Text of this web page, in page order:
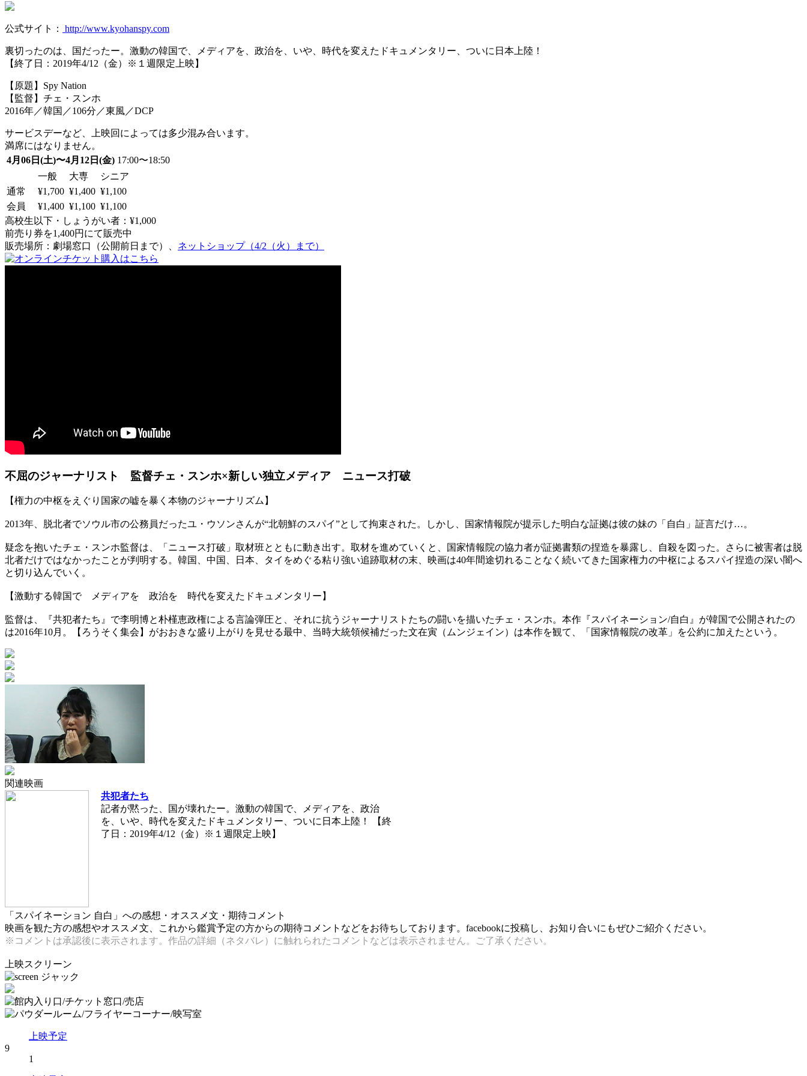
公式サイト： http://www.kyohanspy.com
裏切ったのは、国だったー。激動の韓国で、メディアを、政治を、いや、時代を変えたドキュメンタリー、ついに日本上陸！
【終了日：2019年4/12（金）※１週限定上映】
【原題】Spy Nation
【監督】チェ・スンホ
2016年／韓国／106分／東風／DCP
サービスデーなど、上映回によっては多少混み合います。
満席にはなりません。
4月06日(土)〜4月12日(金) 17:00〜18:50
一般
大専
シニア
通常
¥1,700 ¥1,400 ¥1,100
会員
¥1,400 ¥1,100 ¥1,100
高校生以下・しょうがい者：¥1,000
前売り券を1,400円にて販売中
販売場所：劇場窓口（公開前日まで）、 ネットショップ（4/2（火）まで）
不屈のジャーナリスト 監督チェ・スンホ×新しい独立メディア ニュース打破
【権力の中枢をえぐり国家の嘘を暴く本物のジャーナリズム】
2013年、脱北者でソウル市の公務員だったユ・ウソンさんが“北朝鮮のスパイ”として拘束された。しかし、国家情報院が提示した明白な証拠は彼の妹の「自白」証言だけ…。
疑念を抱いたチェ・スンホ監督は、「ニュース打破」取材班とともに動き出す。取材を進めていくと、国家情報院の協力者が証拠書類の捏造を暴露し、自殺を図った。さらに被害者は脱
北者だけではなかったことが判明する。韓国、中国、日本、タイをめぐる粘り強い追跡取材の末、映画は40年間途切れることなく続いてきた国家権力の中枢によるスパイ捏造の深い闇へ
と切り込んでいく。
【激動する韓国で メディアを 政治を 時代を変えたドキュメンタリー】
監督は、『共犯者たち』で李明博と朴槿恵政権による言論弾圧と、それに抗うジャーナリストたちの闘いを描いたチェ・スンホ。本作『スパイネーション/自白』が韓国で公開されたの
は2016年10月。【ろうそく集会】がおおきな盛り上がりを見せる最中、当時大統領候補だった文在寅（ムンジェイン）は本作を観て、「国家情報院の改革」を公約に加えたという。
関連映画
共犯者たち
記者が黙った、国が壊れたー。激動の韓国で、メディアを、政治
を、いや、時代を変えたドキュメンタリー、ついに日本上陸！ 【終
了日：2019年4/12（金）※１週限定上映】
「スパイネーション 自白」への感想・オススメ文・期待コメント
映画を観た方の感想やオススメ文、これから鑑賞予定の方からの期待コメントなどをお待ちしております。facebookに投稿し、お知り合いにもぜひご紹介ください。
※コメントは承認後に表示されます。作品の詳細（ネタバレ）に触れられたコメントなどは表示されません。ご了承ください。
上映スクリーン
上映予定
9
1